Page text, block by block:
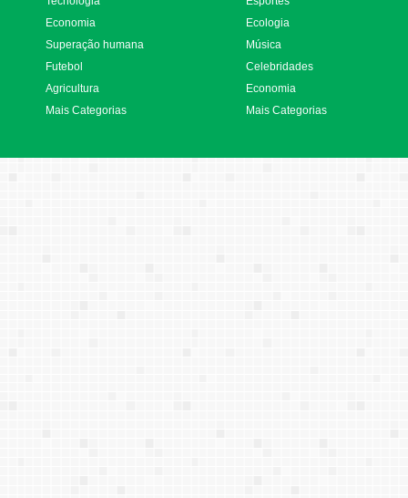
Economia
Superação humana
Futebol
Agricultura
Mais Categorias
Ecologia
Música
Celebridades
Economia
Mais Categorias